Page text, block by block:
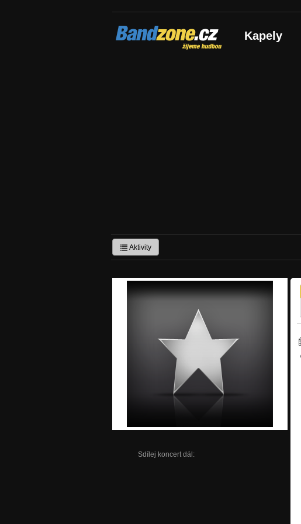
Bandzone.cz
žijeme hudbou Kapely
Aktivity
Sdílej koncert dál: